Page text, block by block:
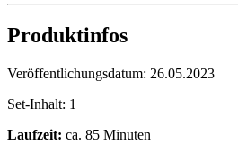
Produktinfos
Veröffentlichungsdatum: 26.05.2023
Set-Inhalt: 1
Laufzeit: ca. 85 Minuten